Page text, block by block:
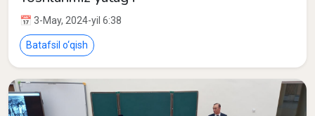
📅 3-May, 2024-yil 6:38
Batafsil o‘qish